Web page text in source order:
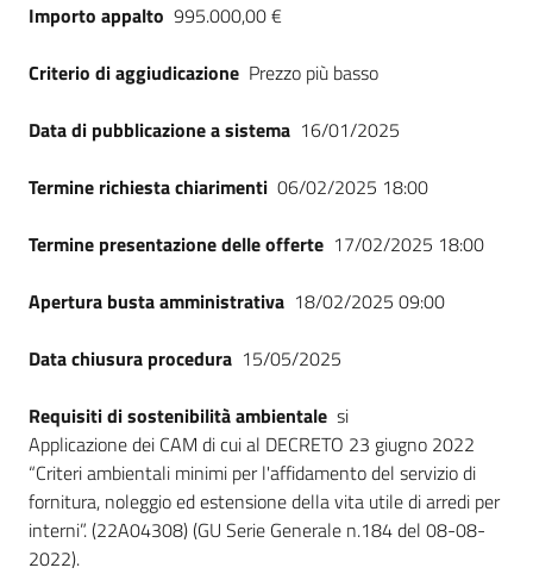
Importo appalto 995.000,00 €
Criterio di aggiudicazione Prezzo più basso
Data di pubblicazione a sistema 16/01/2025
Termine richiesta chiarimenti 06/02/2025 18:00
Termine presentazione delle offerte 17/02/2025 18:00
Apertura busta amministrativa 18/02/2025 09:00
Data chiusura procedura 15/05/2025
Requisiti di sostenibilità ambientale si
Applicazione dei CAM di cui al DECRETO 23 giugno 2022
“Criteri ambientali minimi per l'affidamento del servizio di
fornitura, noleggio ed estensione della vita utile di arredi per
interni”. (22A04308) (GU Serie Generale n.184 del 08-08-
2022).